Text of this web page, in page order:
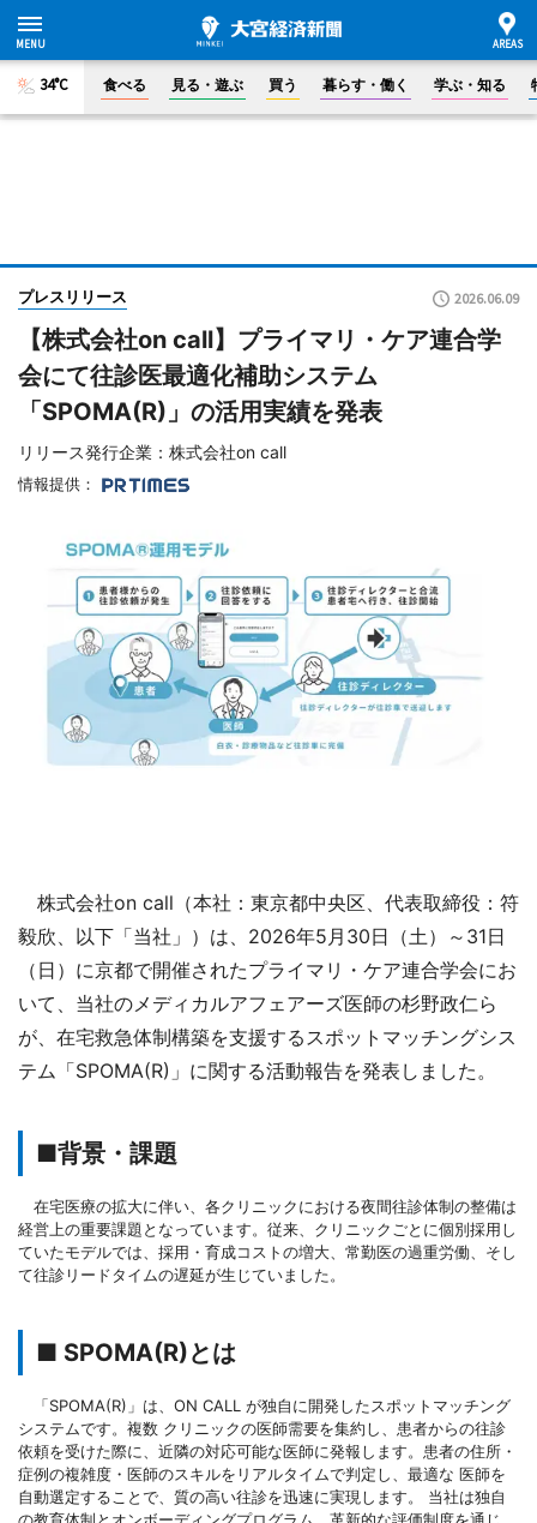
34°C 食べる 見る・遊ぶ 買う 暮らす・働く 学ぶ・知る
プレスリリース 2026.06.09
【株式会社on call】プライマリ・ケア連合学
会にて往診医最適化補助システム
「SPOMA(R)」の活用実績を発表
リリース発行企業：株式会社on call
情報提供：
株式会社on call（本社：東京都中央区、代表取締役：符
毅欣、以下「当社」）は、2026年5月30日（土）～31日
（日）に京都で開催されたプライマリ・ケア連合学会にお
いて、当社のメディカルアフェアーズ医師の杉野政仁ら
が、在宅救急体制構築を支援するスポットマッチングシス
テム「SPOMA(R)」に関する活動報告を発表しました。
■背景・課題
在宅医療の拡大に伴い、各クリニックにおける夜間往診体制の整備は
経営上の重要課題となっています。従来、クリニックごとに個別採用し
ていたモデルでは、採用・育成コストの増大、常勤医の過重労働、そし
て往診リードタイムの遅延が生じていました。
■ SPOMA(R)とは
「SPOMA(R)」は、ON CALL が独自に開発したスポットマッチング
システムです。複数 クリニックの医師需要を集約し、患者からの往診
依頼を受けた際に、近隣の対応可能な医師に発報します。患者の住所・
症例の複雑度・医師のスキルをリアルタイムで判定し、最適な 医師を
自動選定することで、質の高い往診を迅速に実現します。 当社は独自